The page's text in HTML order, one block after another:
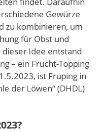
Gewürze
zu kombinieren, um
für Obst und
Idee entstand
– ein Frucht-Topping
ist Fruping in
der Löwen“ (DHDL)